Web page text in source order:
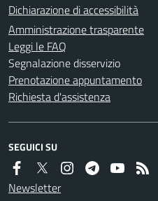
Dichiarazione di accessibilità
Amministrazione trasparente
Leggi le FAQ
Segnalazione disservizio
Prenotazione appuntamento
Richiesta d'assistenza
SEGUICI SU
Newsletter